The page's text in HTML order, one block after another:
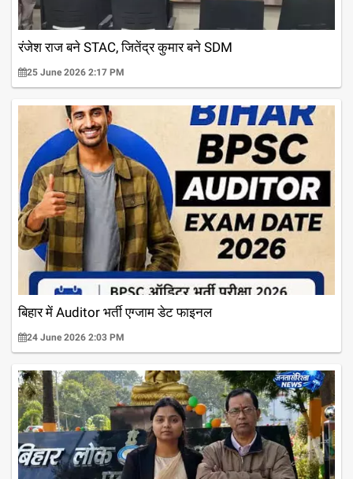
रंजेश राज बने STAC, जितेंद्र कुमार बने SDM
25 June 2026 2:17 PM
बिहार में Auditor भर्ती एग्जाम डेट फाइनल
24 June 2026 2:03 PM